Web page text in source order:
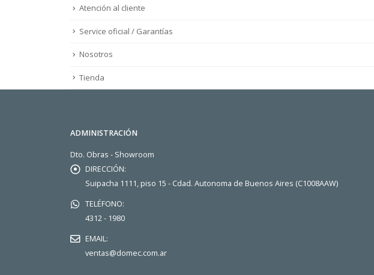
Atención al cliente
Service oficial / Garantías
Nosotros
Tienda
ADMINISTRACIÓN
Dto. Obras - Showroom
DIRECCIÓN:
Suipacha 1111, piso 15 - Cdad. Autonoma de Buenos Aires (C1008AAW)
TELÉFONO:
4312 - 1980
EMAIL:
ventas@domec.com.ar